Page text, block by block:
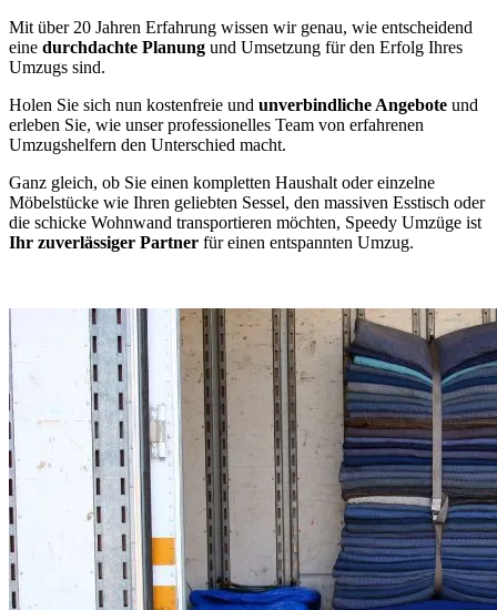
Mit über 20 Jahren Erfahrung wissen wir genau, wie entscheidend
eine durchdachte Planung und Umsetzung für den Erfolg Ihres
Umzugs sind.
Holen Sie sich nun kostenfreie und unverbindliche Angebote und
erleben Sie, wie unser professionelles Team von erfahrenen
Umzugshelfern den Unterschied macht.
Ganz gleich, ob Sie einen kompletten Haushalt oder einzelne
Möbelstücke wie Ihren geliebten Sessel, den massiven Esstisch oder
die schicke Wohnwand transportieren möchten, Speedy Umzüge ist
Ihr zuverlässiger Partner für einen entspannten Umzug.